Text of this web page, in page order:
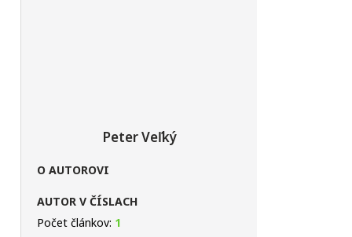
Peter Veľký
O AUTOROVI
AUTOR V ČÍSLACH
Počet článkov: 1